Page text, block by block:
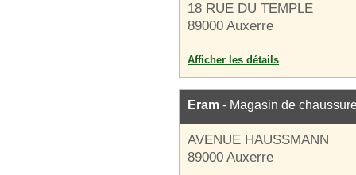
18 RUE DU TEMPLE
89000 Auxerre
Afficher les détails
Eram - Magasin de
AVENUE HAUSSMANN
89000 Auxerre